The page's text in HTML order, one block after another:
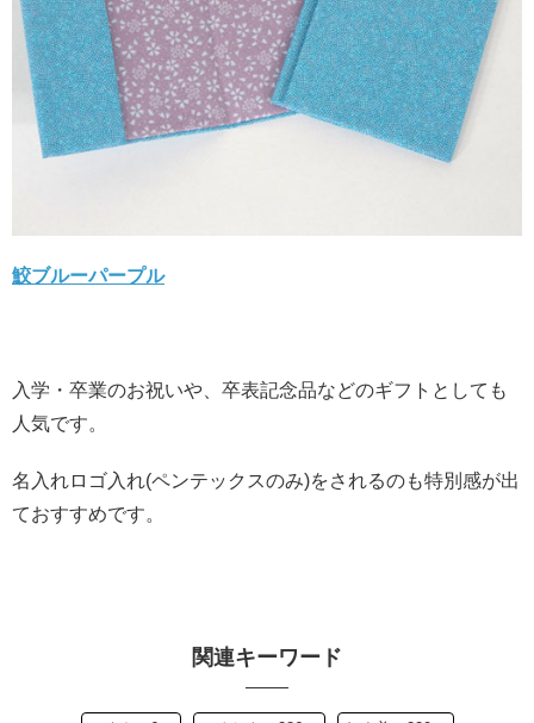
鮫ブルーパープル
入学・卒業のお祝いや、卒表記念品などのギフトとしても
人気です。
名入れロゴ入れ(ペンテックスのみ)をされるのも特別感が出
ておすすめです。
関連キーワード